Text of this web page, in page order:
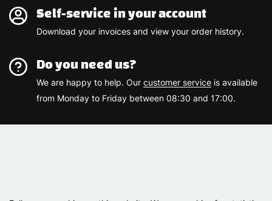
Self-service in your account
Download your invoices and view your order history.
Do you need us?
We are happy to help. Our customer service is available
from Monday to Friday between 08:30 and 17:00.